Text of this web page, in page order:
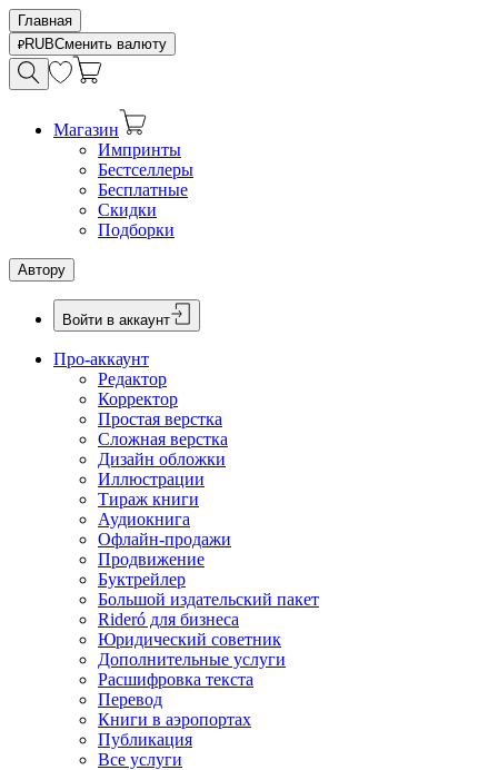
Главная
RUBСменить валюту
Магазин
Импринты
Бестселлеры
Бесплатные
Скидки
Подборки
Автору
Войти в аккаунт
Про-аккаунт
Редактор
Корректор
Простая верстка
Сложная верстка
Дизайн обложки
Иллюстрации
Тираж книги
Аудиокнига
Офлайн-продажи
Продвижение
Буктрейлер
Большой издательский пакет
Rideró для бизнеса
Юридический советник
Дополнительные услуги
Расшифровка текста
Перевод
Книги в аэропортах
Публикация
Все услуги